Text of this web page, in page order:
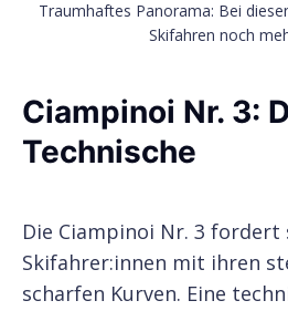
Traumhaftes Panorama: Bei
Skifahren noch
Ciampinoi Nr. 3:
Technische
Die Ciampinoi Nr. 3
Skifahrer:innen mit ihren
scharfen Kurven. Eine